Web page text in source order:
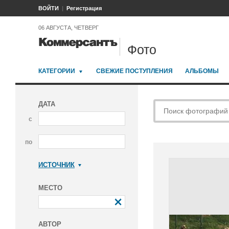
ВОЙТИ Регистрация
06 АВГУСТА, ЧЕТВЕРГ
Фото
КАТЕГОРИИ СВЕЖИЕ ПОСТУПЛЕНИЯ АЛЬБОМЫ
ДАТА
с
по
ИСТОЧНИК
МЕСТО
АВТОР